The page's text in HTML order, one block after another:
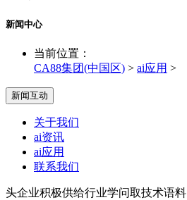
新闻中心
当前位置：
CA88集团(中国区) > ai应用 >
新闻互动
关于我们
ai资讯
ai应用
联系我们
头企业积极供给行业学问取技术语料